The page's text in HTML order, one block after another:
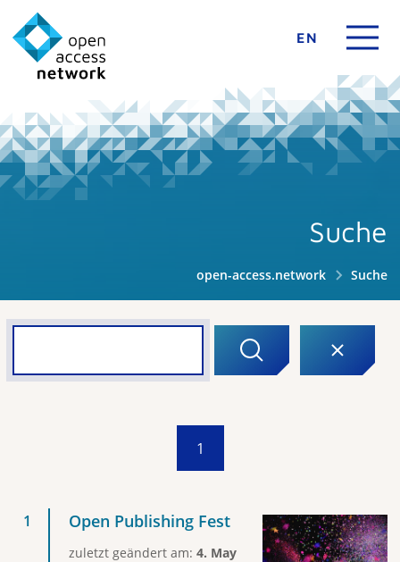
EN
Suche
open-access.network Suche
1
Open Publishing Fest
zuletzt geändert am: 4. May